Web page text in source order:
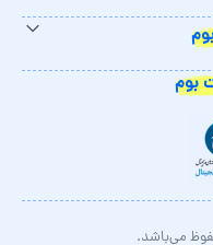
بوم
می‌باشد.